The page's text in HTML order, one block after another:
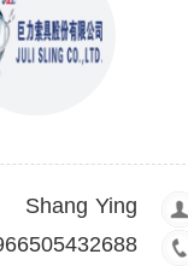
Shang Ying